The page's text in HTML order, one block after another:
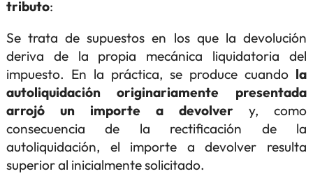
tributo:
Se trata de supuestos en los que la devolución
deriva de la propia mecánica liquidatoria del
impuesto. En la práctica, se produce cuando la
autoliquidación originariamente presentada
arrojó un importe a devolver y, como
consecuencia de la rectificación de la
autoliquidación, el importe a devolver resulta
superior al inicialmente solicitado.